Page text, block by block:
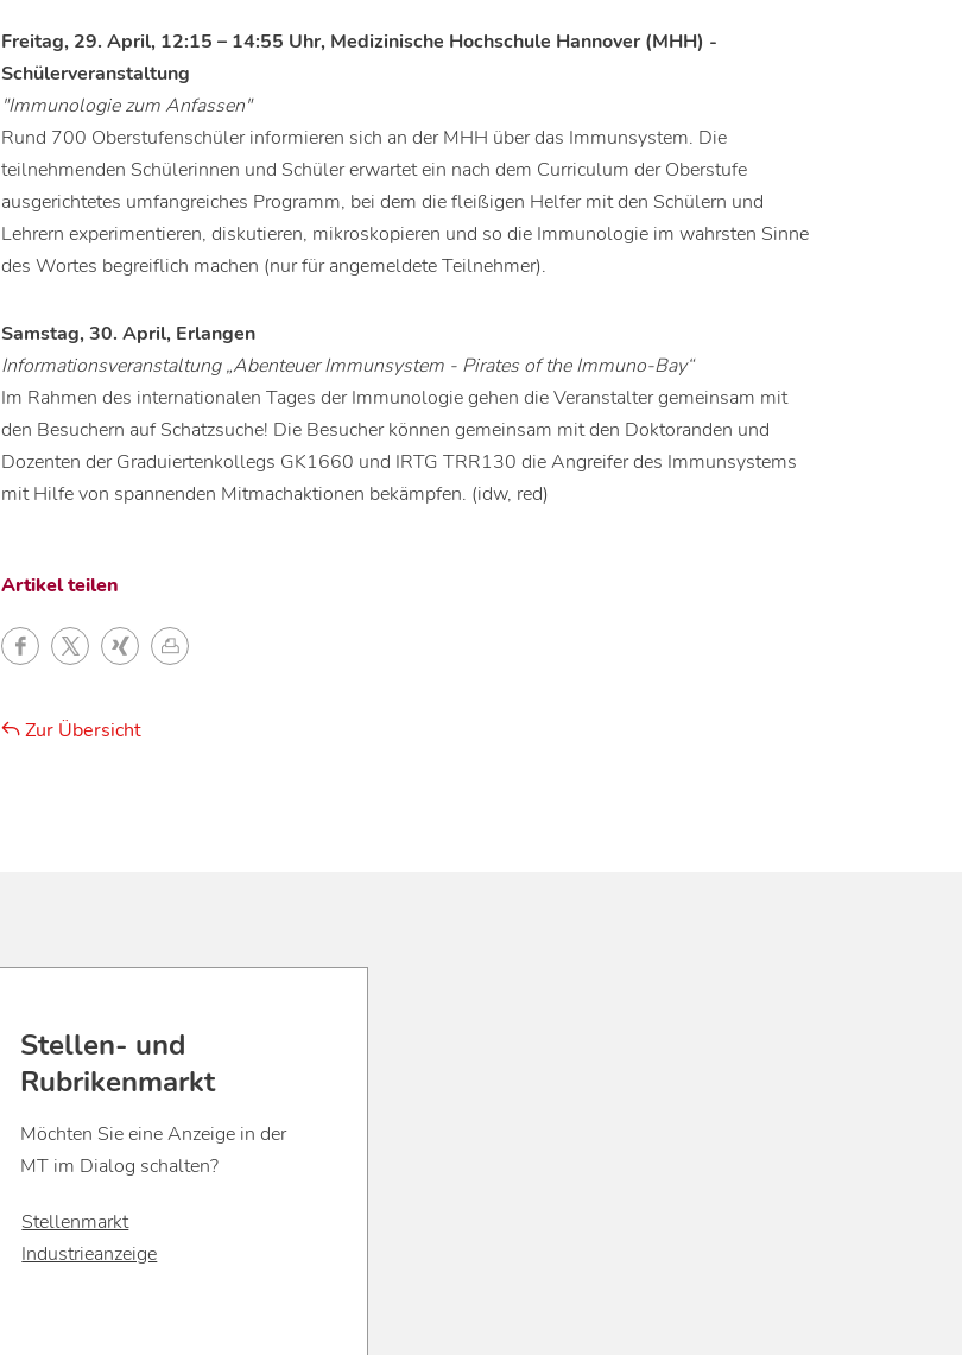
Freitag, 29. April, 12:15 – 14:55 Uhr, Medizinische Hochschule Hannover (MHH) -
Schülerveranstaltung
"Immunologie zum Anfassen"
Rund 700 Oberstufenschüler informieren sich an der MHH über das Immunsystem. Die
teilnehmenden Schülerinnen und Schüler erwartet ein nach dem Curriculum der Oberstufe
ausgerichtetes umfangreiches Programm, bei dem die fleißigen Helfer mit den Schülern und
Lehrern experimentieren, diskutieren, mikroskopieren und so die Immunologie im wahrsten Sinne
des Wortes begreiflich machen (nur für angemeldete Teilnehmer).
Samstag, 30. April, Erlangen
Informationsveranstaltung „Abenteuer Immunsystem - Pirates of the Immuno-Bay“
Im Rahmen des internationalen Tages der Immunologie gehen die Veranstalter gemeinsam mit
den Besuchern auf Schatzsuche! Die Besucher können gemeinsam mit den Doktoranden und
Dozenten der Graduiertenkollegs GK1660 und IRTG TRR130 die Angreifer des Immunsystems
mit Hilfe von spannenden Mitmachaktionen bekämpfen. (idw, red)
Artikel teilen
Zur Übersicht
Stellen- und
Rubrikenmarkt
Möchten Sie eine Anzeige in der
MT im Dialog schalten?
Stellenmarkt
Industrieanzeige